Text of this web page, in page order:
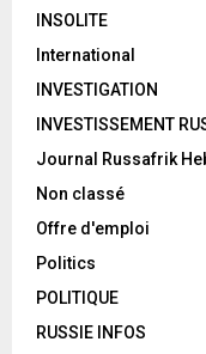
INSOLITE
International
INVESTIGATION
INVESTISSEMENT
Journal Russafrik
Non classé
Offre d'emploi
Politics
POLITIQUE
RUSSIE INFOS